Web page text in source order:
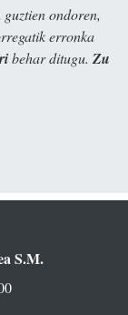
ondoren,
erronka
behar ditugu. Zu
S.M.